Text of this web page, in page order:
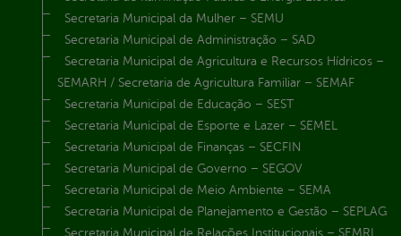
Secretaria Municipal da Mulher – SEMU
Secretaria Municipal de Administração – SAD
Secretaria Municipal de Agricultura e Recursos Hídricos –
SEMARH / Secretaria de Agricultura Familiar – SEMAF
Secretaria Municipal de Educação – SEST
Secretaria Municipal de Esporte e Lazer – SEMEL
Secretaria Municipal de Finanças – SECFIN
Secretaria Municipal de Governo – SEGOV
Secretaria Municipal de Meio Ambiente – SEMA
Secretaria Municipal de Planejamento e Gestão – SEPLAG
Secretaria Municipal de Relações Institucionais – SEMRI